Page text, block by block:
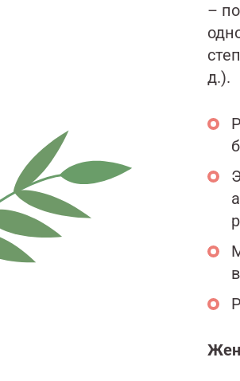
–
д.).